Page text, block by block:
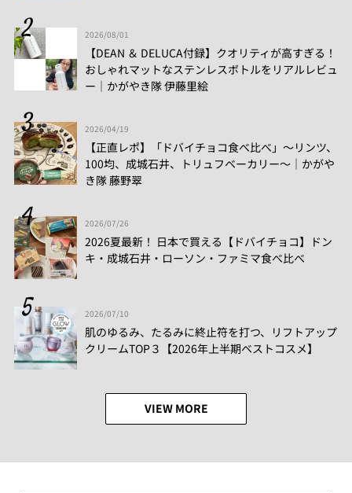
2026/08/01
【DEAN ＆ DELUCA付録】クオリティが高すぎる！
おしゃれマットなステンレスボトルをリアルレビュ
ー│かがやき隊 伊藤里絵
2026/04/19
【正直レポ】「ドバイチョコ食べ比べ」～リンツ、
100均、成城石井、トリュフベーカリー～｜かがや
き隊 藤野翠
2026/07/26
2026夏最新！ 日本で買える【ドバイチョコ】ドン
キ・成城石井・ローソン・ファミマ食べ比べ
2026/07/10
肌のゆるみ、たるみに終止符を打つ、リフトアップ
クリームTOP３【2026年上半期ベストコスメ】
VIEW MORE